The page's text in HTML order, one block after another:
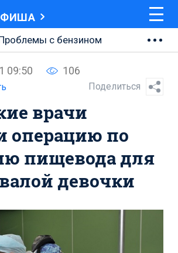
с бензином
площади
шоссе
09:50 106
Поделиться
врачи
операцию по
пищевода для
девочки